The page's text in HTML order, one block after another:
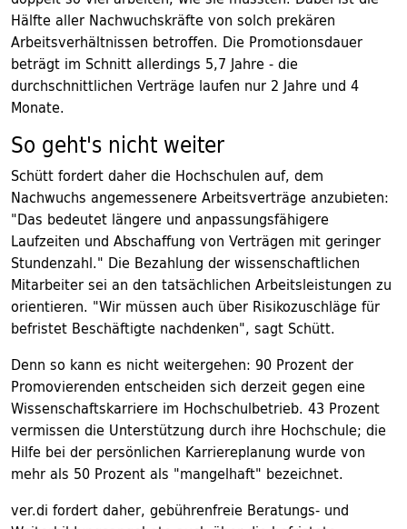
Hälfte aller Nachwuchskräfte von solch prekären
Arbeitsverhältnissen betroffen. Die Promotionsdauer
beträgt im Schnitt allerdings 5,7 Jahre - die
durchschnittlichen Verträge laufen nur 2 Jahre und 4
Monate.
So geht's nicht weiter
Schütt fordert daher die Hochschulen auf, dem
Nachwuchs angemessenere Arbeitsverträge anzubieten:
"Das bedeutet längere und anpassungsfähigere
Laufzeiten und Abschaffung von Verträgen mit geringer
Stundenzahl." Die Bezahlung der wissenschaftlichen
Mitarbeiter sei an den tatsächlichen Arbeitsleistungen zu
orientieren. "Wir müssen auch über Risikozuschläge für
befristet Beschäftigte nachdenken", sagt Schütt.
Denn so kann es nicht weitergehen: 90 Prozent der
Promovierenden entscheiden sich derzeit gegen eine
Wissenschaftskarriere im Hochschulbetrieb. 43 Prozent
vermissen die Unterstützung durch ihre Hochschule; die
Hilfe bei der persönlichen Karriereplanung wurde von
mehr als 50 Prozent als "mangelhaft" bezeichnet.
ver.di fordert daher, gebührenfreie Beratungs- und